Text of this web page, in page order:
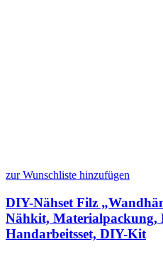
zur Wunschliste hinzufügen
DIY-Nähset Filz
Nähkit, Materialpackung,
Handarbeitsset, DIY-Kit